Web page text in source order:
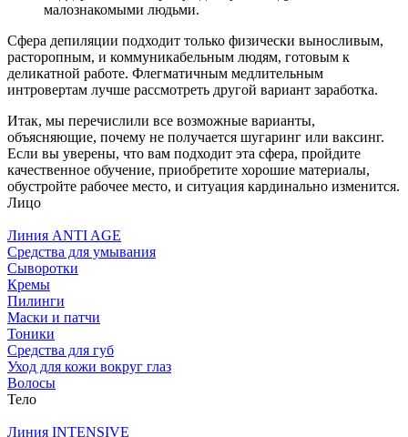
малознакомыми людьми.
Сфера депиляции подходит только физически выносливым,
расторопным, и коммуникабельным людям, готовым к
деликатной работе. Флегматичным медлительным
интровертам лучше рассмотреть другой вариант заработка.
Итак, мы перечислили все возможные варианты,
объясняющие, почему не получается шугаринг или ваксинг.
Если вы уверены, что вам подходит эта сфера, пройдите
качественное обучение, приобретите хорошие материалы,
обустройте рабочее место, и ситуация кардинально изменится.
Лицо
Линия ANTI AGE
Средства для умывания
Сыворотки
Кремы
Пилинги
Маски и патчи
Тоники
Средства для губ
Уход для кожи вокруг глаз
Волосы
Тело
Линия INTENSIVE